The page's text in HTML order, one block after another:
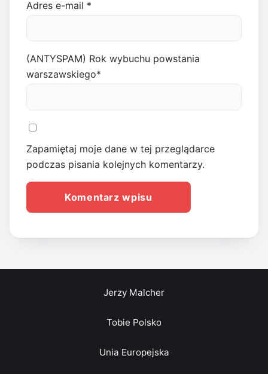
Adres e-mail *
(ANTYSPAM) Rok wybuchu powstania
warszawskiego*
Zapamiętaj moje dane w tej przeglądarce
podczas pisania kolejnych komentarzy.
Jerzy Malcher
Tobie Polsko
Unia Europejska